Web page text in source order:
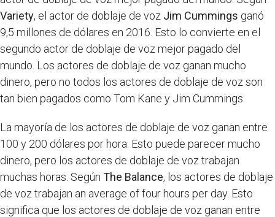
Variety, el actor de doblaje de voz Jim Cummings ganó
9,5 millones de dólares en 2016. Esto lo convierte en el
segundo actor de doblaje de voz mejor pagado del
mundo. Los actores de doblaje de voz ganan mucho
dinero, pero no todos los actores de doblaje de voz son
tan bien pagados como Tom Kane y Jim Cummings.
La mayoría de los actores de doblaje de voz ganan entre
100 y 200 dólares por hora. Esto puede parecer mucho
dinero, pero los actores de doblaje de voz trabajan
muchas horas. Según The Balance, los actores de doblaje
de voz trabajan an average of four hours per day. Esto
significa que los actores de doblaje de voz ganan entre